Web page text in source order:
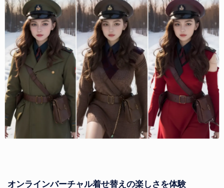
オンラインバーチャル着せ替えの楽しさを体験